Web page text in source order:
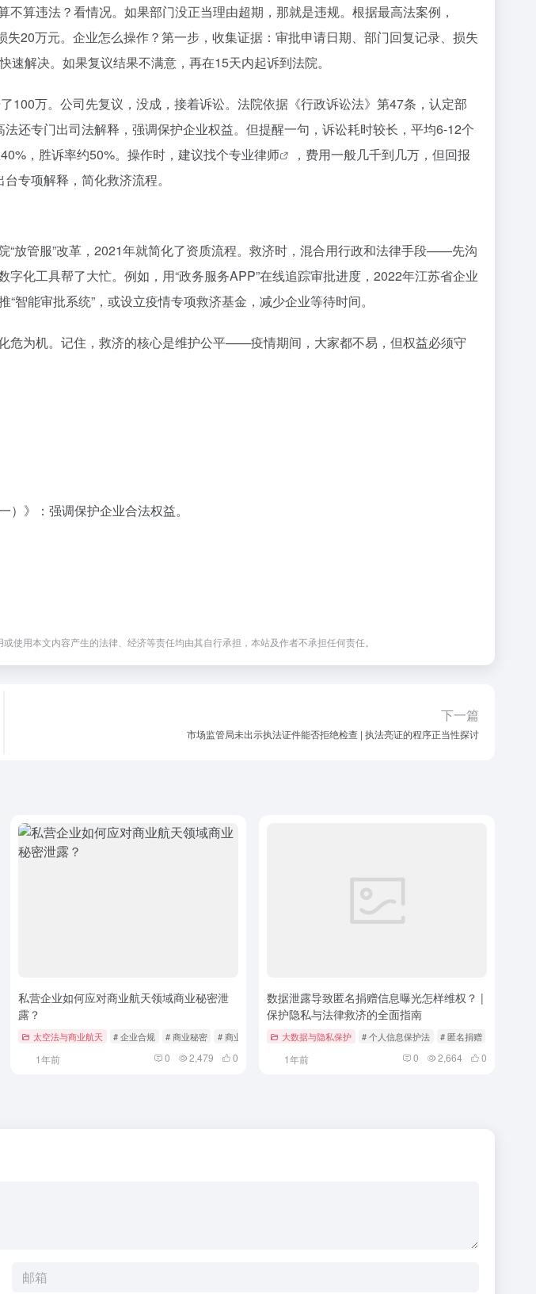
算违法？看情况。如果部门没正当理由超期，那就是违规。根据最高法案例，
20万元。企业怎么操作？第一步，收集证据：审批申请日期、部门回复记录、损失
解决。如果复议结果不满意，再在15天内起诉到法院。
万。公司先复议，没成，接着诉讼。法院依据《行政诉讼法》第47条，认定部
还专门出司法解释，强调保护企业权益。但提醒一句，诉讼耗时较长，平均6-12个
，胜诉率约50%。操作时，建议找个专业律师
，费用一般几千到几万，但回报
专项解释，简化救济流程。
放管服”改革，2021年就简化了资质流程。救济时，混合用行政和法律手段——先沟
化工具帮了大忙。例如，用“政务服务APP”在线追踪审批进度，2022年江苏省企业
能审批系统”，或设立疫情专项救济基金，减少企业等待时间。
危为机。记住，救济的核心是维护公平——疫情期间，大家都不易，但权益必须守
》：强调保护企业合法权益。
用本文内容产生的法律、经济等责任均由其自行承担，本站及作者不承担任何责任。
下一篇
市场监管局未出示执法证件能否拒绝检查 | 执法亮证的程序正当性探讨
私营企业如何应对商业航天领域商业秘密泄
露？
太空法与商业航天 # 企业合规 # 商业秘密 # 商业航天
1年前 0 2,479 0
数据泄露导致匿名捐赠信息曝光怎样维权？ |
保护隐私与法律救济的全面指南
大数据与隐私保护 # 个人信息保护法 # 匿名捐赠
1年前 0 2,664 0